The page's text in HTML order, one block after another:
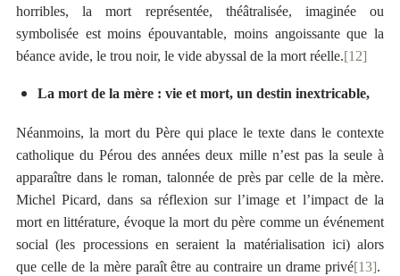
horribles, la mort représentée, théâtralisée, imaginée ou
symbolisée est moins épouvantable, moins angoissante que la
béance avide, le trou noir, le vide abyssal de la mort réelle.[12]
La mort de la mère : vie et mort, un destin inextricable,
Néanmoins, la mort du Père qui place le texte dans le contexte
catholique du Pérou des années deux mille n’est pas la seule à
apparaître dans le roman, talonnée de près par celle de la mère.
Michel Picard, dans sa réflexion sur l’image et l’impact de la
mort en littérature, évoque la mort du père comme un événement
social (les processions en seraient la matérialisation ici) alors
que celle de la mère paraît être au contraire un drame privé[13].